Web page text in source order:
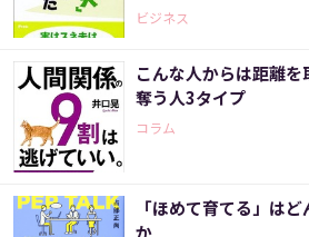
ビジネス
こんな人からは距離
奪う人3タイプ
コラム
「ほめて育てる」は
か